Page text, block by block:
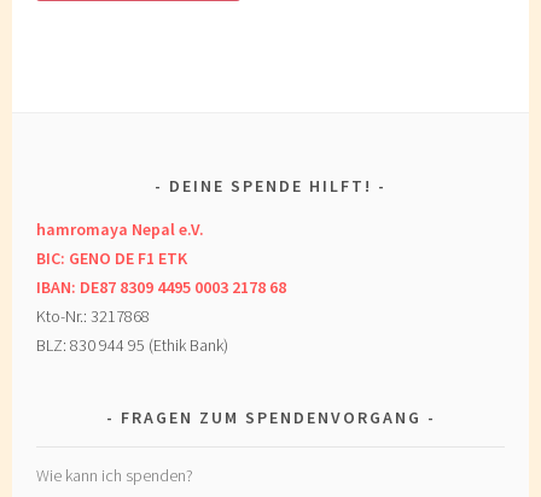
DEINE SPENDE HILFT!
hamromaya Nepal e.V.
BIC: GENO DE F1 ETK
IBAN: DE87 8309 4495 0003 2178 68
Kto-Nr.: 3217868
BLZ: 830 944 95 (Ethik Bank)
FRAGEN ZUM SPENDENVORGANG
Wie kann ich spenden?